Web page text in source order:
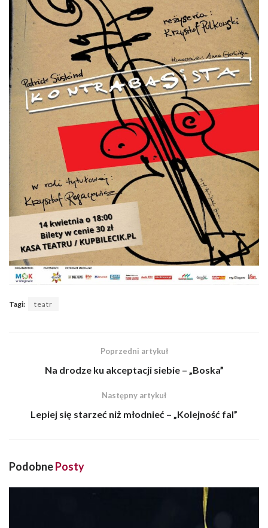
Tagi: teatr
Poprzedni artykuł
Na drodze ku akceptacji siebie – „Boska”
Następny artykuł
Lepiej się starzeć niż młodnieć – „Kolejność fal”
PodobnePosty